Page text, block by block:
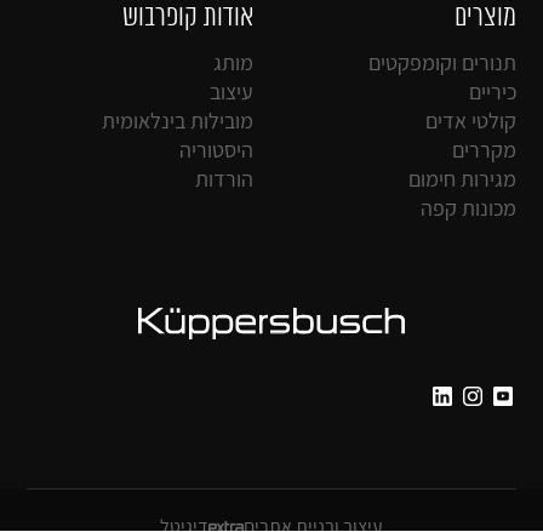
מוצרים
תנורים וקומפקטים
כיריים
קולטי אדים
מקררים
מגירות חימום
מכונות קפה
אודות קופרבוש
מותג
עיצוב
מובילות בינלאומית
היסטוריה
הורדות